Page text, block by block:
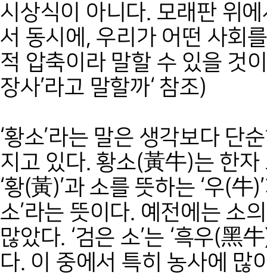
시상식이 아니다. 모래판 위
서 동시에, 우리가 어떤 사회
적 압축이라 말할 수 있을 것
장사’라고 말할까‘ 참조)
‘황소’라는 말은 생각보다 단
지고 있다. 황소(黃牛)는 한
‘황(黃)’과 소를 뜻하는 ‘우(牛
소’라는 뜻이다. 예전에는 소
많았다. ‘검은 소’는 ‘흑우(黑
다. 이 중에서 특히 농사에 많